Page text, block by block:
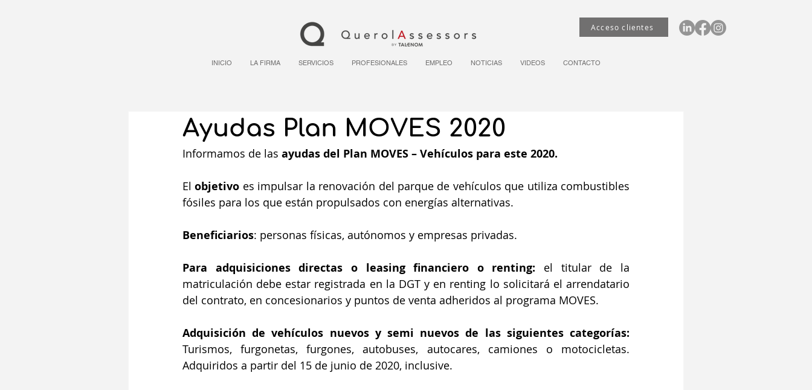
Acceso clientes
INICIO LA FIRMA SERVICIOS PROFESIONALES EMPLEO NOTICIAS VIDEOS CONTACTO
Ayudas Plan MOVES 2020
Informamos de las ayudas del Plan MOVES – Vehículos para este 2020.
El objetivo es impulsar la renovación del parque de vehículos que utiliza combustibles
fósiles para los que están propulsados con energías alternativas.
Beneficiarios: personas físicas, autónomos y empresas privadas.
Para adquisiciones directas o leasing financiero o renting: el titular de la
matriculación debe estar registrada en la DGT y en renting lo solicitará el arrendatario
del contrato, en concesionarios y puntos de venta adheridos al programa MOVES.
Turismos, furgonetas, furgones, autobuses, autocares, camiones o motocicletas.
Adquiridos a partir del 15 de junio de 2020, inclusive.